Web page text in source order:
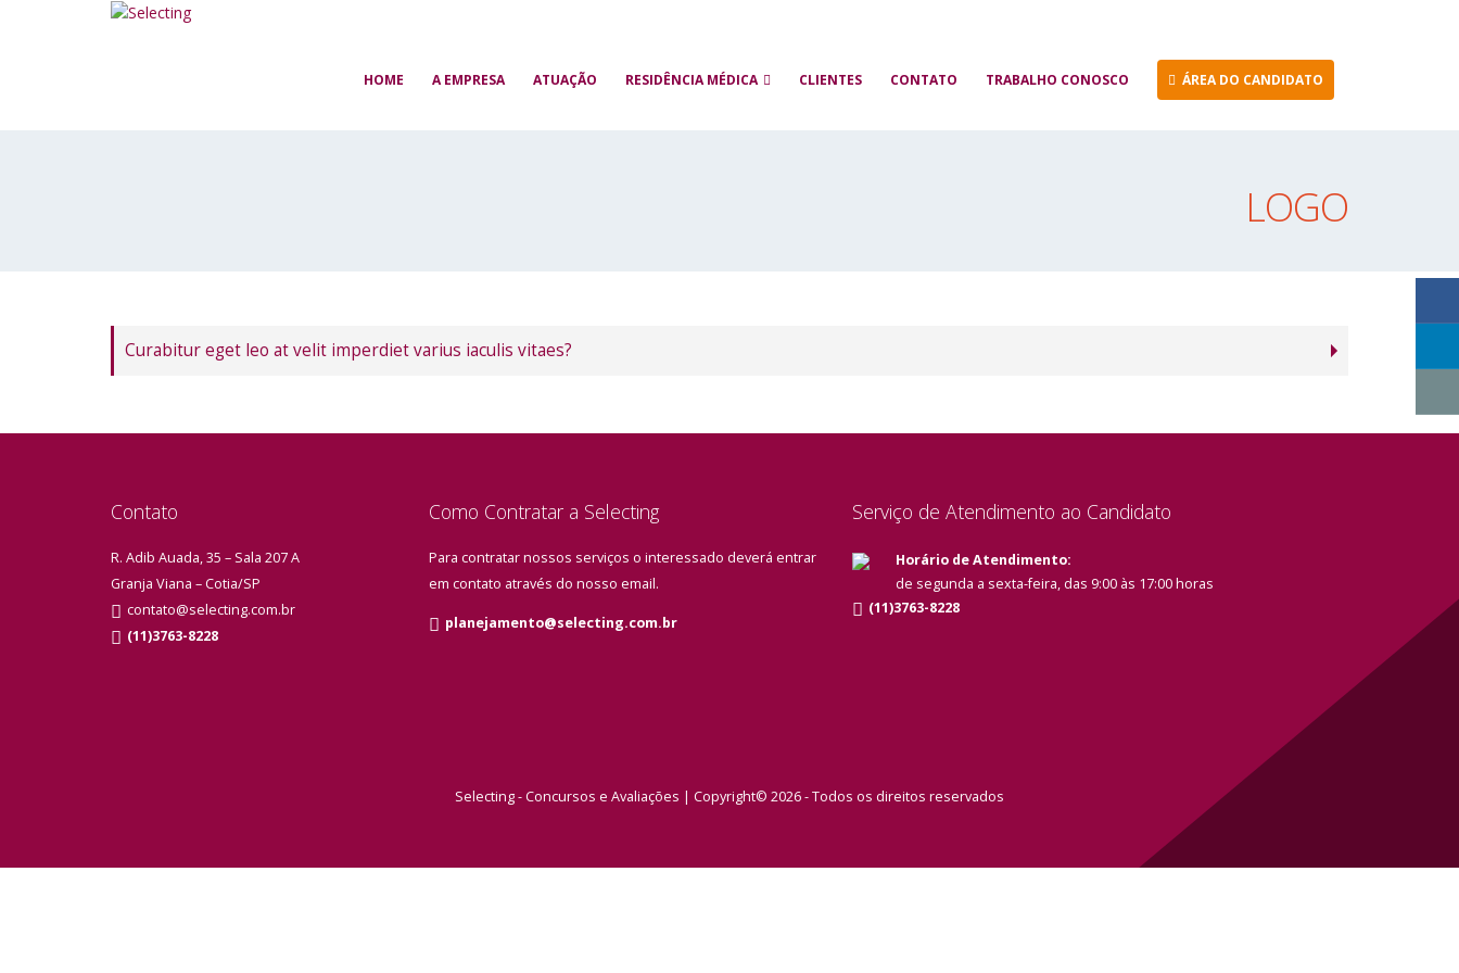
HOME A EMPRESA ATUAÇÃO RESIDÊNCIA MÉDICA CLIENTES CONTATO TRABALHO CONOSCO ÁREA DO CANDIDATO
LOGO
Curabitur eget leo at velit imperdiet varius iaculis vitaes?
Contato
R. Adib Auada, 35 – Sala 207 A
Granja Viana – Cotia/SP
contato@selecting.com.br
(11)3763-8228
Como Contratar a Selecting
Para contratar nossos serviços o interessado deverá entrar
em contato através do nosso email.
planejamento@selecting.com.br
Serviço de Atendimento ao Candidato
Horário de Atendimento:
de segunda a sexta-feira, das 9:00 às 17:00 horas
(11)3763-8228
Selecting - Concursos e Avaliações | Copyright© 2026 - Todos os direitos reservados